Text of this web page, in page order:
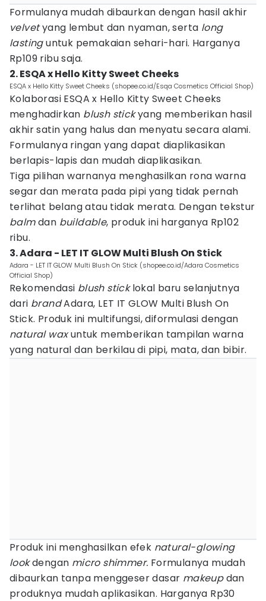
Formulanya mudah dibaurkan dengan hasil akhir
velvetyang lembut dan nyaman, serta long
lastinguntuk pemakaian sehari-hari. Harganya
Rp109 ribu saja.
2. ESQA x Hello Kitty Sweet Cheeks
ESQA x Hello Kitty Sweet Cheeks (shopee.co.id/Esqa Cosmetics Official Shop)
Kolaborasi ESQA x Hello Kitty Sweet Cheeks
menghadirkan blush stickyang memberikan hasil
akhir satin yang halus dan menyatu secara alami.
Formulanya ringan yang dapat diaplikasikan
berlapis-lapis dan mudah diaplikasikan.
Tiga pilihan warnanya menghasilkan rona warna
segar dan merata pada pipi yang tidak pernah
terlihat belang atau tidak merata. Dengan tekstur
balmdan buildable, produk ini harganya Rp102
ribu.
3. Adara - LET IT GLOW Multi Blush On Stick
Adara - LET IT GLOW Multi Blush On Stick (shopee.co.id/Adara Cosmetics
Official Shop)
Rekomendasi blush sticklokal baru selanjutnya
dari brandAdara, LET IT GLOW Multi Blush On
Stick. Produk ini multifungsi, diformulasi dengan
natural waxuntuk memberikan tampilan warna
yang natural dan berkilau di pipi, mata, dan bibir.
Produk ini menghasilkan efek natural-glowing
lookdengan micro shimmer. Formulanya mudah
dibaurkan tanpa menggeser dasar makeupdan
produknya mudah aplikasikan. Harganya Rp30